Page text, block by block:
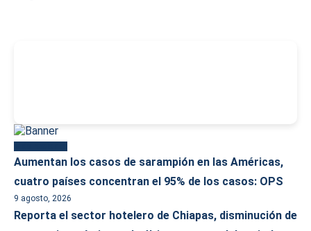
Aumentan los casos de sarampión en las Américas,
cuatro países concentran el 95% de los casos: OPS
9 agosto, 2026
Reporta el sector hotelero de Chiapas, disminución de